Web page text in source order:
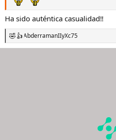
Ha sido auténtica casualidad‼️
R
e
AbderramanIIyXc75